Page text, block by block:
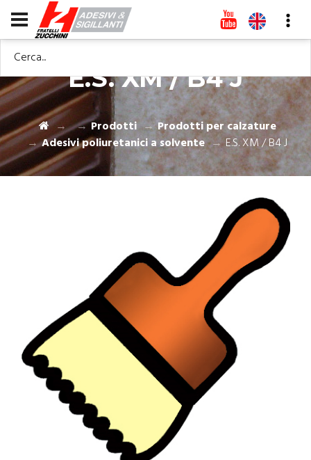
Cerca...
E.S. XM / B4 J
Prodotti
Prodotti per calzature
Adesivi poliuretanici a solvente
E.S. XM / B4 J